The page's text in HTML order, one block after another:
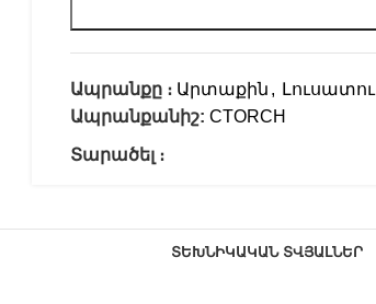
Ապրանքը ։ Արտաքին , Լուսատու
Ապրանքանիշ: CTORCH
Տարածել ։
ՏԵԽՆԻԿԱԿԱՆ ՏՎՅԱԼՆԵՐ